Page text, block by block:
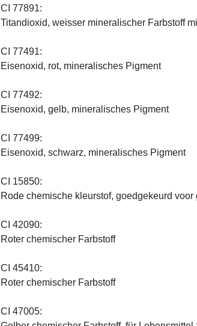
CI 77891:
Titandioxid, weisser mineralischer Farbstoff
CI 77491:
Eisenoxid, rot, mineralisches Pigment
CI 77492:
Eisenoxid, gelb, mineralisches Pigment
CI 77499:
Eisenoxid, schwarz, mineralisches Pigment
CI 15850:
Rode chemische kleurstof, goedgekeurd
CI 42090:
Roter chemischer Farbstoff
CI 45410:
Roter chemischer Farbstoff
CI 47005: